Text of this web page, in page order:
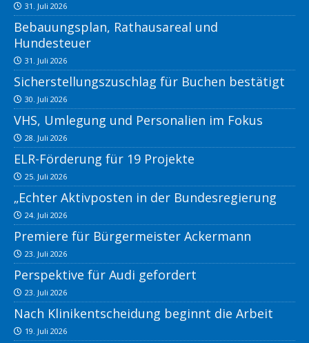
31. Juli 2026
Bebauungsplan, Rathausareal und
Hundesteuer
31. Juli 2026
Sicherstellungszuschlag für Buchen bestätigt
30. Juli 2026
VHS, Umlegung und Personalien im Fokus
28. Juli 2026
ELR-Förderung für 19 Projekte
25. Juli 2026
„Echter Aktivposten in der Bundesregierung
24. Juli 2026
Premiere für Bürgermeister Ackermann
23. Juli 2026
Perspektive für Audi gefordert
23. Juli 2026
Nach Klinikentscheidung beginnt die Arbeit
19. Juli 2026